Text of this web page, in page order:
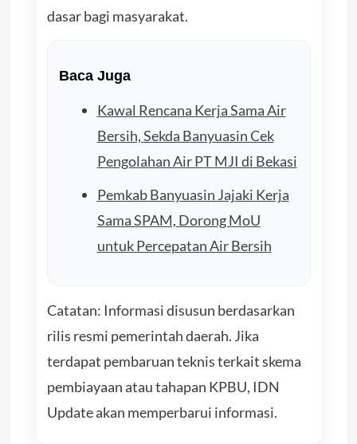
dasar bagi masyarakat.
Baca Juga
Kawal Rencana Kerja Sama Air
Bersih, Sekda Banyuasin Cek
Pengolahan Air PT MJI di Bekasi
Pemkab Banyuasin Jajaki Kerja
Sama SPAM, Dorong MoU
untuk Percepatan Air Bersih
Catatan: Informasi disusun berdasarkan
rilis resmi pemerintah daerah. Jika
terdapat pembaruan teknis terkait skema
pembiayaan atau tahapan KPBU, IDN
Update akan memperbarui informasi.